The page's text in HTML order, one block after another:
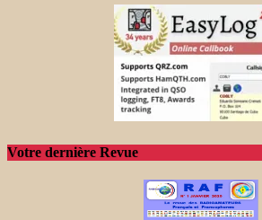
Votre dernière Revue